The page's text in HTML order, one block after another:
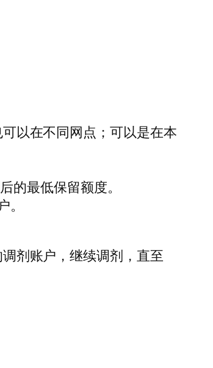
以在不同网点；可以是在本
的最低保留额度。
剂账户，继续调剂，直至